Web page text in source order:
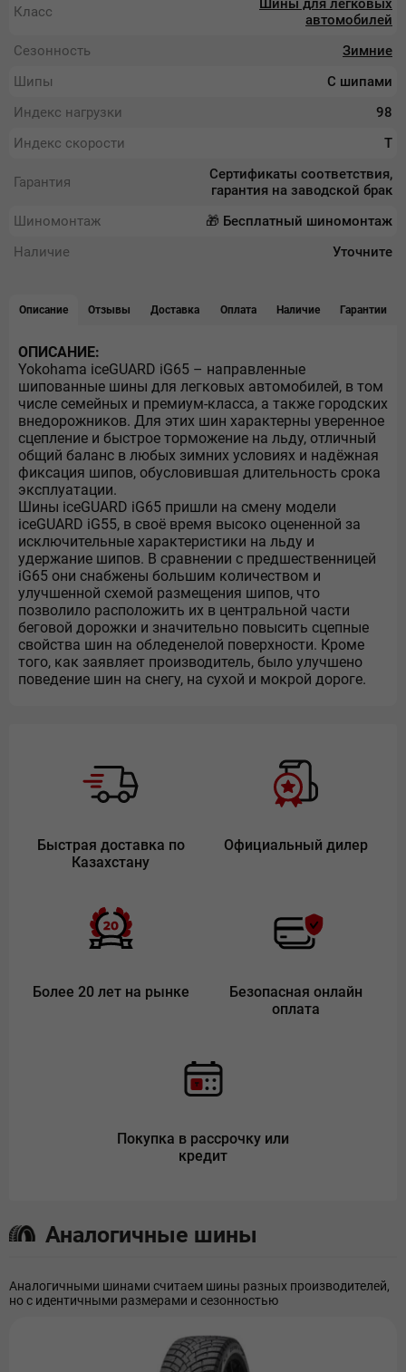
Класс
Шины для легковых
автомобилей
Сезонность
Зимние
Шипы
С шипами
Индекс нагрузки
98
Индекс скорости
T
Гарантия
Сертификаты соответствия,
гарантия на заводской брак
Шиномонтаж
🎁 Бесплатный шиномонтаж
Наличие
Уточните
Описание Отзывы Доставка Оплата Наличие Гарантии
ОПИСАНИЕ:
Yokohama iceGUARD iG65 – направленные
шипованные шины для легковых автомобилей, в том
числе семейных и премиум-класса, а также городских
внедорожников. Для этих шин характерны уверенное
сцепление и быстрое торможение на льду, отличный
общий баланс в любых зимних условиях и надёжная
фиксация шипов, обусловившая длительность срока
эксплуатации.
Шины iceGUARD iG65 пришли на смену модели
iceGUARD iG55, в своё время высоко оцененной за
исключительные характеристики на льду и
удержание шипов. В сравнении с предшественницей
iG65 они снабжены большим количеством и
улучшенной схемой размещения шипов, что
позволило расположить их в центральной части
беговой дорожки и значительно повысить сцепные
свойства шин на обледенелой поверхности. Кроме
того, как заявляет производитель, было улучшено
поведение шин на снегу, на сухой и мокрой дороге.
Быстрая доставка по
Казахстану
Официальный дилер
Более 20 лет на рынке
Безопасная онлайн
оплата
Покупка в рассрочку или
кредит
Аналогичные шины
Аналогичными шинами считаем шины разных производителей,
но с идентичными размерами и сезонностью